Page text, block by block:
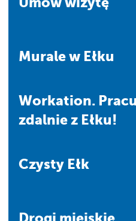
Murale w Ełku
Workation. Pracuj
zdalnie z Ełku!
Czysty Ełk